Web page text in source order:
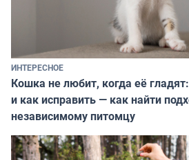
ИНТЕРЕСНОЕ
Кошка не любит, когда её
и как исправить — как найти
независимому питомцу